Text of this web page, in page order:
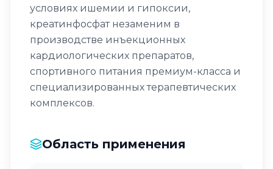
условиях ишемии и гипоксии,
креатинфосфат незаменим в
производстве инъекционных
кардиологических препаратов,
спортивного питания премиум-класса и
специализированных терапевтических
комплексов.
Область применения